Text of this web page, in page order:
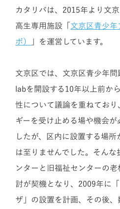
カタリバは、2015年より文
高生専用施設「 文京区青少年
ボ）
」を運営しています。
文京区では、文京区青少年
labを開設する10年以上前か
性について議論を重ねてお
ギーを受け止める場や機会が
したが、区内に設置する場
は至りませんでした。そん
ンターと旧福祉センターの
討が契機となり、2009年に
ザ」の設置を計画、その後